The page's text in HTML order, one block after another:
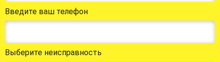
Введите ваш телефон
Выберите неисправность